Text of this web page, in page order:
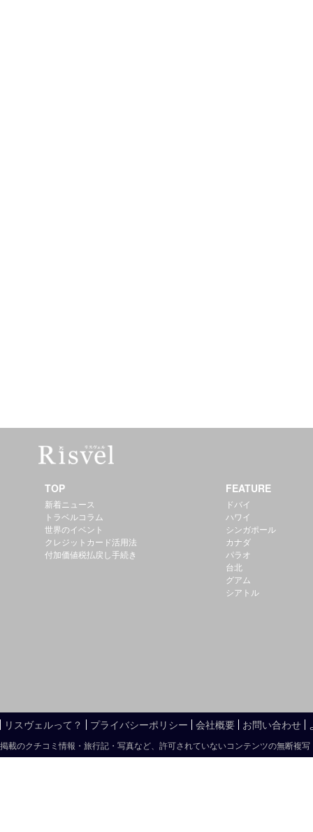
TOP
新着ニュース
トラベルコラム
世界のイベント
クレジットカード活用法
付加価値税払戻し手続き
FEATURE
ドバイ
ハワイ
シンガポール
カナダ
パラオ
台北
グアム
シアトル
リスヴェルって？ プライバシーポリシー 会社概要 お問い合わせ
掲載のクチコミ情報・旅行記・写真など、許可されていないコンテンツの無断複